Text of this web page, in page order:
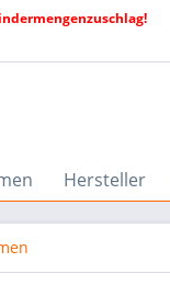
Hersteller